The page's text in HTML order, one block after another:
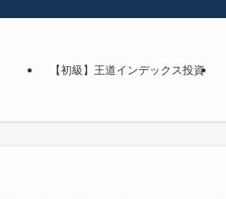
【初級】王道インデックス投資